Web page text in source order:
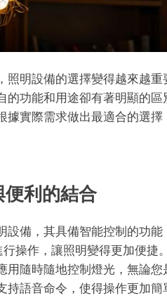
明設備的選擇變得越來越
功能和用途卻有著明顯的區
實際需求做出最適合的選擇
利的結合
設備，其具備智能控制的功
操作，讓照明變得更加便捷
隨時隨地控制燈光，無論
語音命令，使得操作更加